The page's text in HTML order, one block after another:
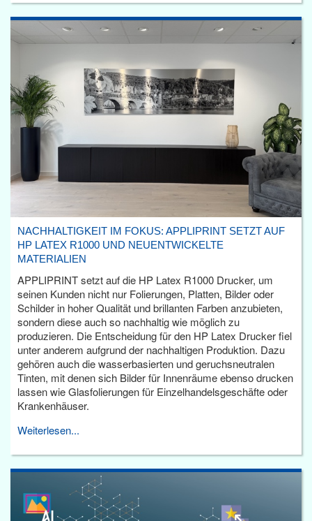
NACHHALTIGKEIT IM FOKUS: APPLIPRINT SETZT AUF
HP LATEX R1000 UND NEUENTWICKELTE
MATERIALIEN
APPLIPRINT setzt auf die HP Latex R1000 Drucker, um
seinen Kunden nicht nur Folierungen, Platten, Bilder oder
Schilder in hoher Qualität und brillanten Farben anzubieten,
sondern diese auch so nachhaltig wie möglich zu
produzieren. Die Entscheidung für den HP Latex Drucker fiel
unter anderem aufgrund der nachhaltigen Produktion. Dazu
gehören auch die wasserbasierten und geruchsneutralen
Tinten, mit denen sich Bilder für Innenräume ebenso drucken
lassen wie Glasfolierungen für Einzelhandelsgeschäfte oder
Krankenhäuser.
Weiterlesen...